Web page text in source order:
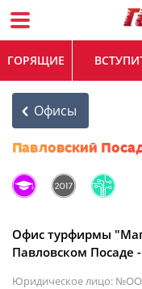
ГОРЯЩИЕ
Офисы
Павловский
Офис турфирмы
Павловском Посаде
Юридическое лицо: